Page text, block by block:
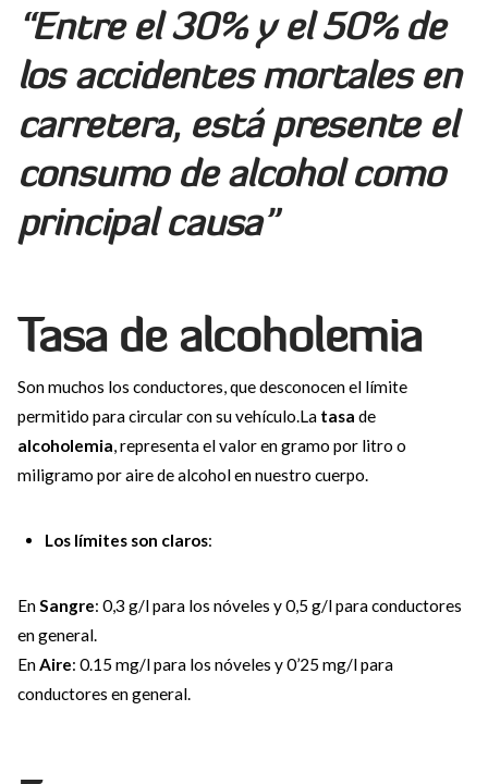
“Entre el 30% y el 50% de
los accidentes mortales en
carretera, está presente el
consumo de alcohol como
principal causa”
Tasa de alcoholemia
Son muchos los conductores, que desconocen el límite
permitido para circular con su vehículo.La tasa de
alcoholemia, representa el valor en gramo por litro o
miligramo por aire de alcohol en nuestro cuerpo.
Los límites son claros:
EnSangre: 0,3 g/l para los nóveles y 0,5 g/l para conductores
en general.
EnAire: 0.15 mg/l para los nóveles y 0’25 mg/l para
conductores en general.